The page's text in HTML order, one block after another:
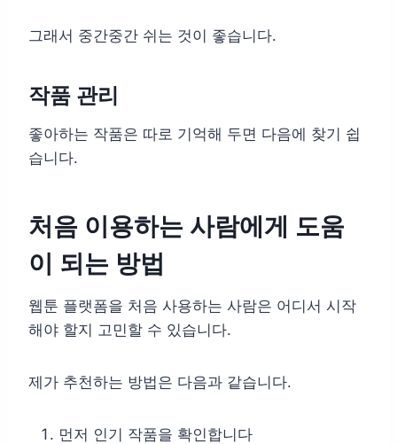
그래서 중간중간 쉬는 것이 좋습니다.
작품 관리
좋아하는 작품은 따로 기억해 두면 다음에 찾기 쉽
습니다.
처음 이용하는 사람에게 도움
이 되는 방법
웹툰 플랫폼을 처음 사용하는 사람은 어디서 시작
해야 할지 고민할 수 있습니다.
제가 추천하는 방법은 다음과 같습니다.
먼저 인기 작품을 확인합니다